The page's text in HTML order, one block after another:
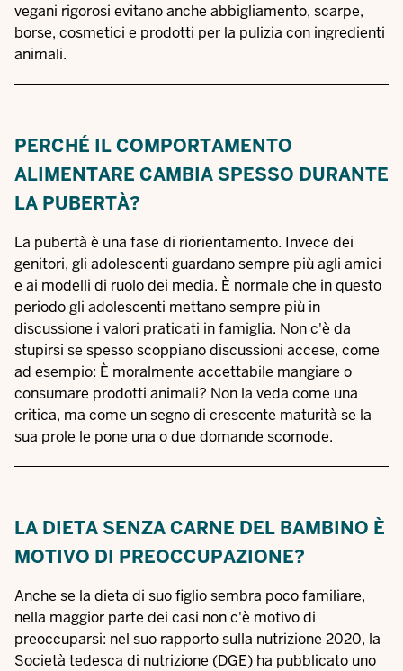
vegani rigorosi evitano anche abbigliamento, scarpe,
borse, cosmetici e prodotti per la pulizia con ingredienti
animali.
PERCHÉ IL COMPORTAMENTO
ALIMENTARE CAMBIA SPESSO DURANTE
LA PUBERTÀ?
La pubertà è una fase di riorientamento. Invece dei
genitori, gli adolescenti guardano sempre più agli amici
e ai modelli di ruolo dei media. È normale che in questo
periodo gli adolescenti mettano sempre più in
discussione i valori praticati in famiglia. Non c'è da
stupirsi se spesso scoppiano discussioni accese, come
ad esempio: È moralmente accettabile mangiare o
consumare prodotti animali? Non la veda come una
critica, ma come un segno di crescente maturità se la
sua prole le pone una o due domande scomode.
LA DIETA SENZA CARNE DEL BAMBINO È
MOTIVO DI PREOCCUPAZIONE?
Anche se la dieta di suo figlio sembra poco familiare,
nella maggior parte dei casi non c'è motivo di
preoccuparsi: nel suo rapporto sulla nutrizione 2020, la
Società tedesca di nutrizione (DGE) ha pubblicato uno